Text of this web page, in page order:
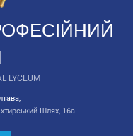
LYCEUM
Шлях, 16а